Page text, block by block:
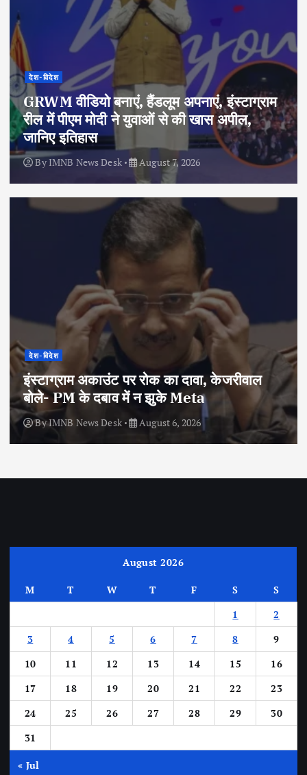
देश-विदेश
GRWM वीडियो बनाएं, हैंडलूम अपनाएं, इंस्टाग्राम
रील में पीएम मोदी ने युवाओं से की खास अपील,
जानिए इतिहास
By IMNB News Desk August 7, 2026
देश-विदेश
इंस्टाग्राम अकाउंट पर रोक का दावा, केजरीवाल
बोले- PM के दबाव में न झुके Meta
ByIMNB News Desk August 6, 2026
August 2026
M T W T F S
S
1
2
3
4 5 6 7 8
9
10
11 12 13 14 15
16
17
18 19 20 21 22
23
24
25 26 27 28 29
30
31
« Jul